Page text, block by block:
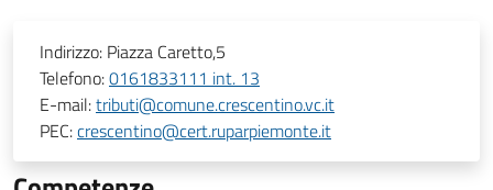
Indirizzo: Piazza Caretto,5
Telefono:0161833111 int. 13
E-mail:tributi@comune.crescentino.vc.it
PEC:crescentino@cert.ruparpiemonte.it